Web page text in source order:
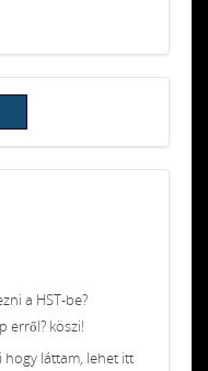
a HST-be?
erről? köszi!
hogy láttam, lehet itt